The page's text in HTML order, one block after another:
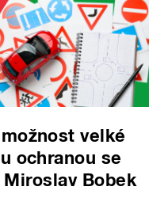
velké
ochranou se
Bobek